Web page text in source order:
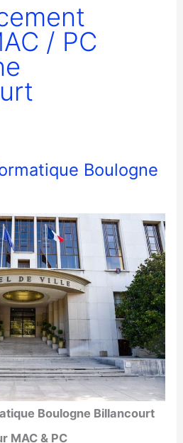
/ PC
Boulogne
Boulogne Billancourt
MAC & PC